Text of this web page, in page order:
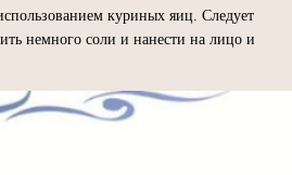
куриных яиц. Следует
немного соли и нанести на лицо и